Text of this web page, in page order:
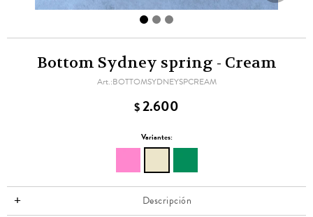
Bottom Sydney spring - Cream
BOTTOMSYDNEYSPCREAM
$2.600
Variantes:
Descripción